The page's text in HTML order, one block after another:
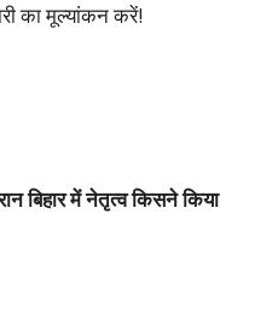
का मूल्यांकन करें!
बिहार में नेतृत्व किसने किया